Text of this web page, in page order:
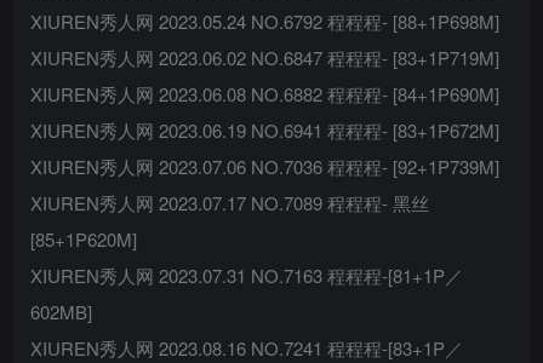
XIUREN秀人网 2023.05.24 NO.6792 程程程- [88+1P698M]
XIUREN秀人网 2023.06.02 NO.6847 程程程- [83+1P719M]
XIUREN秀人网 2023.06.08 NO.6882 程程程- [84+1P690M]
XIUREN秀人网 2023.06.19 NO.6941 程程程- [83+1P672M]
XIUREN秀人网 2023.07.06 NO.7036 程程程- [92+1P739M]
XIUREN秀人网 2023.07.17 NO.7089 程程程- 黑丝
[85+1P620M]
XIUREN秀人网 2023.07.31 NO.7163 程程程-[81+1P／
602MB]
XIUREN秀人网 2023.08.16 NO.7241 程程程-[83+1P／